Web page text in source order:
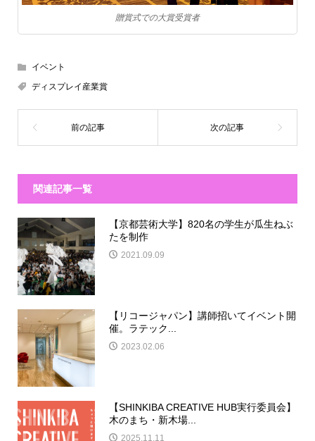
贈賞式での大賞受賞者
イベント
ディスプレイ産業賞
関連記事一覧
【京都芸術大学】820名の学生が瓜生ねぶ
たを制作
2021.09.09
【リコージャパン】講師招いてイベント開
催。ラテック...
2023.02.06
【SHINKIBA CREATIVE HUB実行委員会】
木のまち・新木場...
2025.11.11